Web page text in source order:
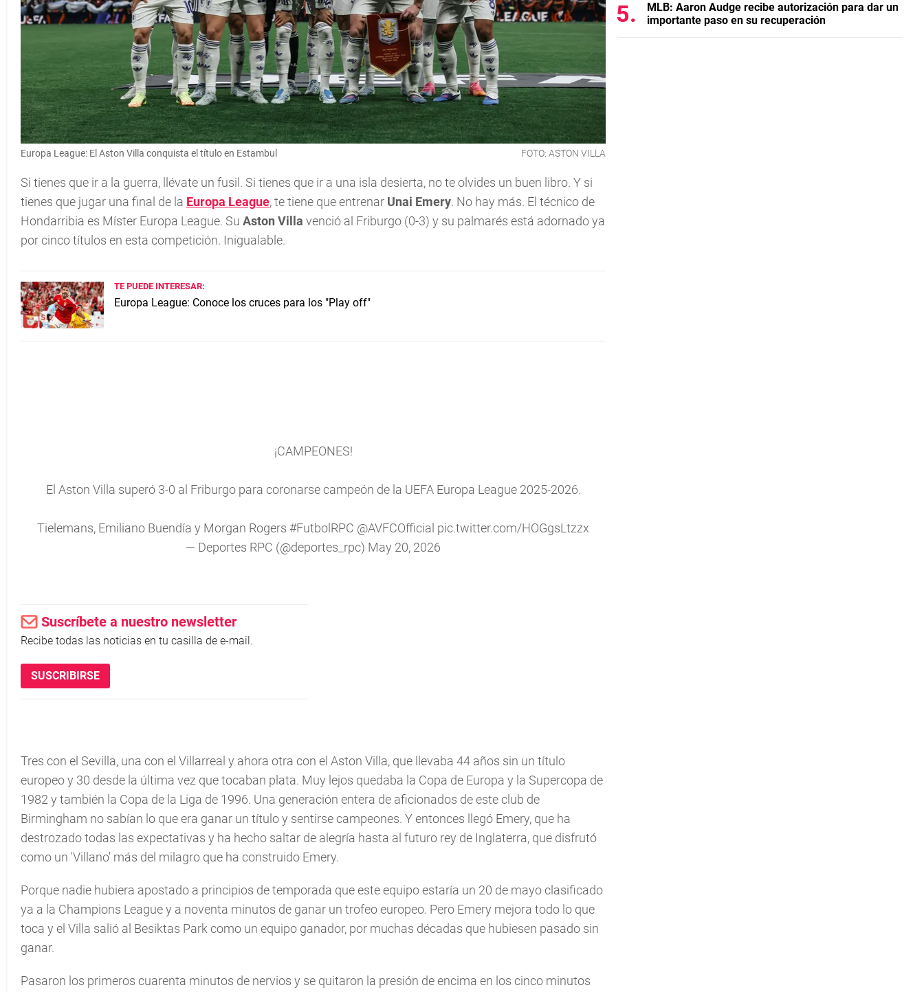
Europa League: El Aston Villa conquista el título en Estambul FOTO: ASTON VILLA
Si tienes que ir a la guerra, llévate un fusil. Si tienes que ir a una isla desierta, no te olvides un buen libro. Y si
tienes que jugar una final de la Europa League, te tiene que entrenar Unai Emery. No hay más. El técnico de
Hondarribia es Míster Europa League. Su Aston Villa venció al Friburgo (0-3) y su palmarés está adornado ya
por cinco títulos en esta competición. Inigualable.
TE PUEDE INTERESAR:
Europa League: Conoce los cruces para los "Play off"
¡CAMPEONES!
El Aston Villa superó 3-0 al Friburgo para coronarse campeón de la UEFA Europa League 2025-2026.
Tielemans, Emiliano Buendía y Morgan Rogers #FutbolRPC @AVFCOfficial pic.twitter.com/HOGgsLtzzx
— Deportes RPC (@deportes_rpc) May 20, 2026
Suscríbete a nuestro newsletter
Recibe todas las noticias en tu casilla de e-mail.
SUSCRIBIRSE
Tres con el Sevilla, una con el Villarreal y ahora otra con el Aston Villa, que llevaba 44 años sin un título
europeo y 30 desde la última vez que tocaban plata. Muy lejos quedaba la Copa de Europa y la Supercopa de
1982 y también la Copa de la Liga de 1996. Una generación entera de aficionados de este club de
Birmingham no sabían lo que era ganar un título y sentirse campeones. Y entonces llegó Emery, que ha
destrozado todas las expectativas y ha hecho saltar de alegría hasta al futuro rey de Inglaterra, que disfrutó
como un 'Villano' más del milagro que ha construido Emery.
Porque nadie hubiera apostado a principios de temporada que este equipo estaría un 20 de mayo clasificado
ya a la Champions League y a noventa minutos de ganar un trofeo europeo. Pero Emery mejora todo lo que
toca y el Villa salió al Besiktas Park como un equipo ganador, por muchas décadas que hubiesen pasado sin
ganar.
Pasaron los primeros cuarenta minutos de nervios y se quitaron la presión de encima en los cinco minutos
MLB: Aaron Audge recibe autorización para dar un
importante paso en su recuperación